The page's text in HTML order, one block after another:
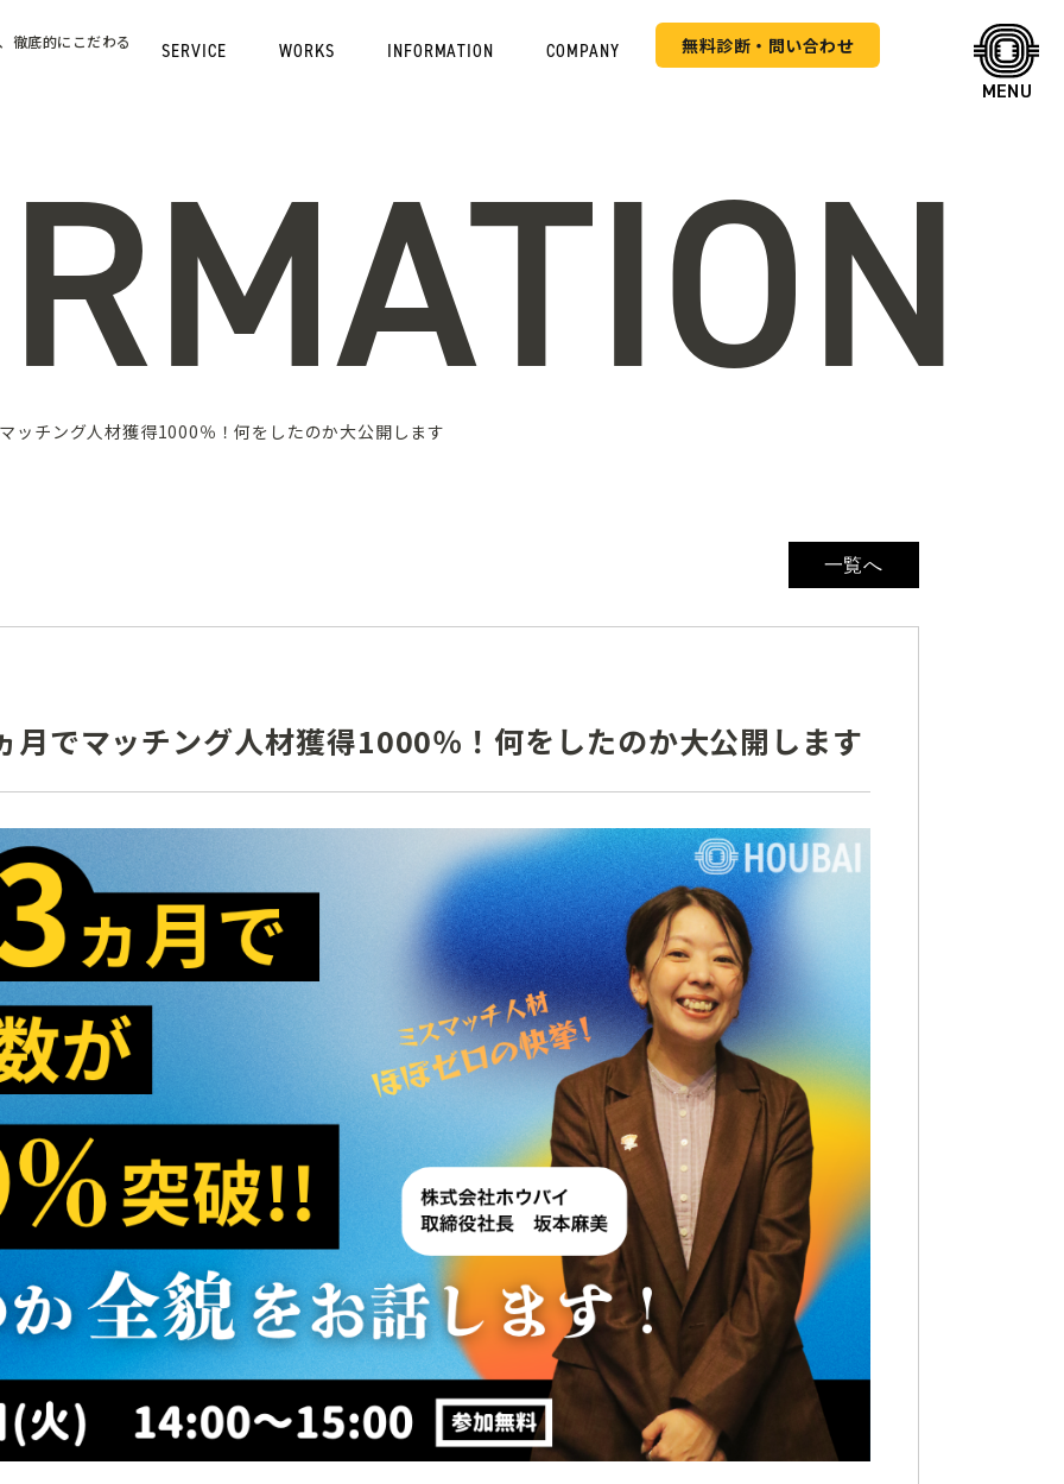
徹底的にこだわる SERVICE WORKS INFORMATION COMPANY 無料診断・問い合わせ
ッチング人材獲得1000％！何をしたのか大公開します
一覧へ
月でマッチング人材獲得1000％！何をしたのか大公開します